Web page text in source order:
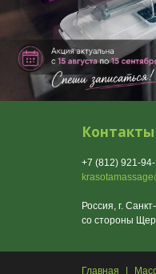
Контакты
+7 (812) 921-94-
Россия, г.
со стороны
Главная